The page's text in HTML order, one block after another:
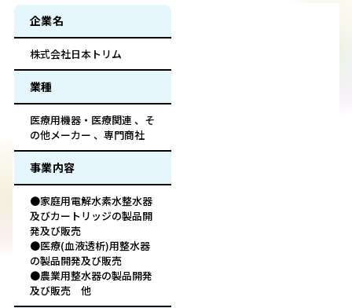
企業名
株式会社日本トリム
業種
医療用機器・医療関連 、そ
の他メーカー 、専門商社
事業内容
●家庭用電解水素水整水器
及びカートリッジの製品開
発及び販売
●医療(血液透析)用整水器
の製品開発及び販売
●農業用整水器の製品開発
及び販売 他